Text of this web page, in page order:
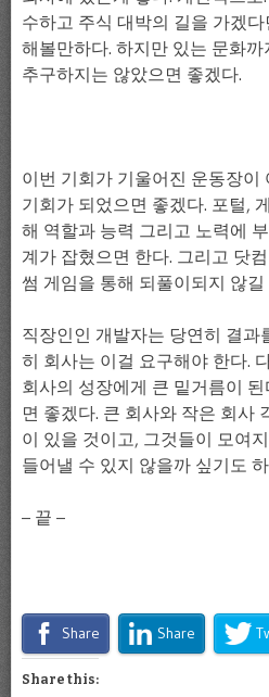
수하고 주식 대박의 길을 가겠
해볼만하다. 하지만 있는 문화
추구하지는 않았으면 좋겠다.
이번 기회가 기울어진 운동장이
기회가 되었으면 좋겠다. 포털,
해 역할과 능력 그리고 노력에
계가 잡혔으면 한다. 그리고 닷
썸 게임을 통해 되풀이되지 않길
직장인인 개발자는 당연히 결과
히 회사는 이걸 요구해야 한다.
회사의 성장에게 큰 밑거름이
면 좋겠다. 큰 회사와 작은 회사
이 있을 것이고, 그것들이 모여
들어낼 수 있지 않을까 싶기도
– 끝 –
Share Share
Share this: